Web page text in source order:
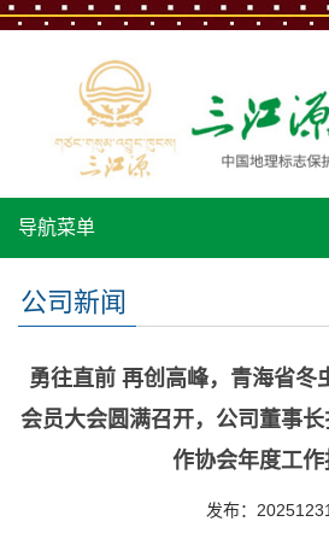
导航菜单
公司新闻
勇往直前 再创高峰，青海省冬
会员大会圆满召开，公司董事
作协会年度工作
发布：20251231